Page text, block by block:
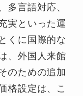
多言語対応、
実といった運
くに国際的な
、外国人来館
のための追加
格設定は、こ